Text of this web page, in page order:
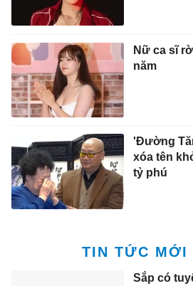
Nữ ca sĩ
năm
'Đường
xóa tên
tỷ phú
TIN TỨC MỚI
Sắp có